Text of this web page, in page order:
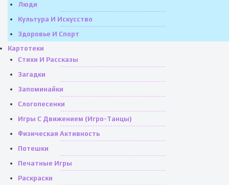
Люди
Культура И Искусство
Здоровье И Спорт
Картотеки
Стихи И Рассказы
Загадки
Запоминайки
Слогопесенки
Игры С Движением (игро-Танцы)
Физическая Активность
Потешки
Печатные Игры
Раскраски